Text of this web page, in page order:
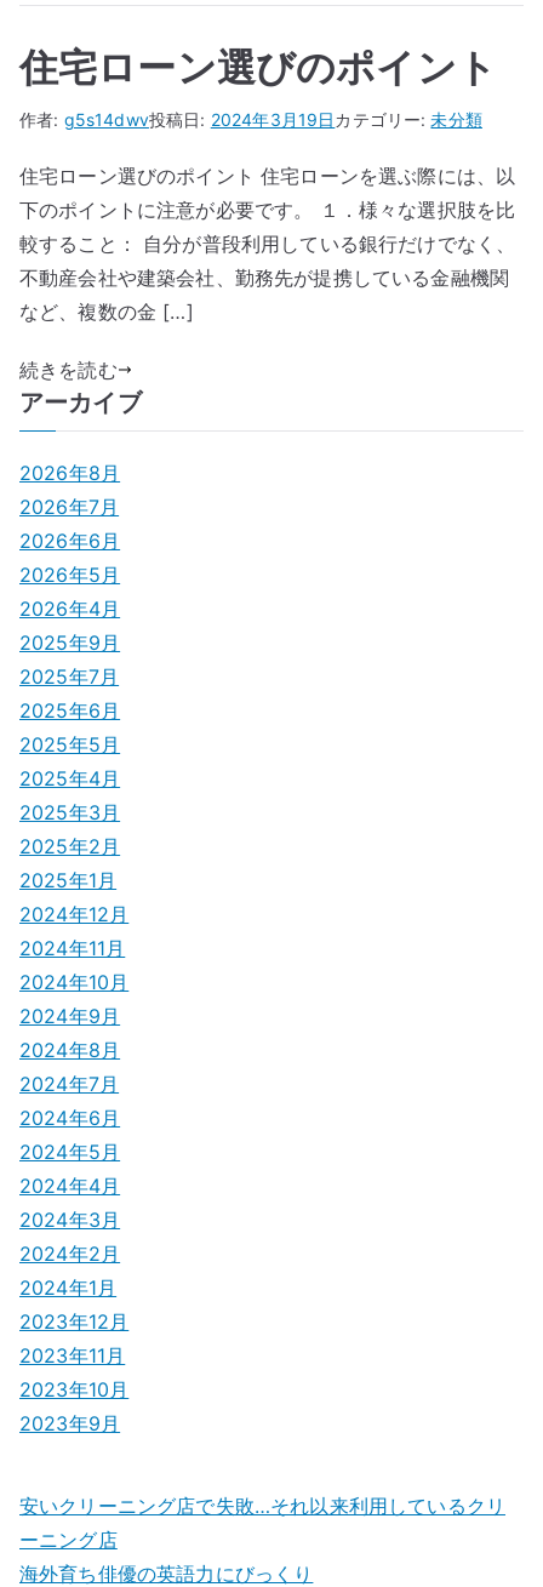
住宅ローン選びのポイント
作者: g5s14dwv投稿日: 2024年3月19日カテゴリー:未分類
住宅ローン選びのポイント 住宅ローンを選ぶ際には、以
下のポイントに注意が必要です。 １．様々な選択肢を比
較すること： 自分が普段利用している銀行だけでなく、
不動産会社や建築会社、勤務先が提携している金融機関
など、複数の金 […]
続きを読む
アーカイブ
2026年8月
2026年7月
2026年6月
2026年5月
2026年4月
2025年9月
2025年7月
2025年6月
2025年5月
2025年4月
2025年3月
2025年2月
2025年1月
2024年12月
2024年11月
2024年10月
2024年9月
2024年8月
2024年7月
2024年6月
2024年5月
2024年4月
2024年3月
2024年2月
2024年1月
2023年12月
2023年11月
2023年10月
2023年9月
安いクリーニング店で失敗…それ以来利用しているクリ
ーニング店
海外育ち俳優の英語力にびっくり